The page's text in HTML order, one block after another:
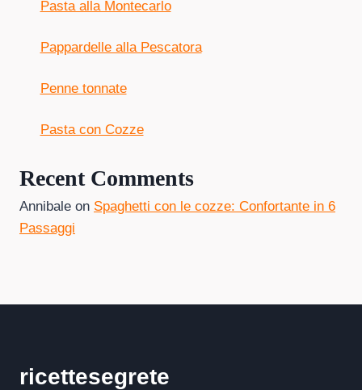
Pasta alla Montecarlo
Pappardelle alla Pescatora
Penne tonnate
Pasta con Cozze
Recent Comments
Annibale on Spaghetti con le cozze: Confortante in 6
Passaggi
ricettesegrete